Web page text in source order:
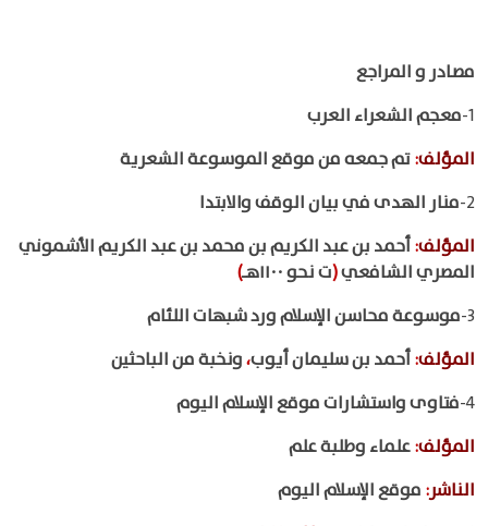
مصادر و المراجع
1- معجم الشعراء العرب
المؤلف:تم جمعه من موقع الموسوعة الشعرية
2- منار الهدى في بيان الوقف والابتدا
المؤلف:أحمد بن عبد الكريم بن محمد بن عبد الكريم الأشموني
المصري الشافعي(ت نحو ١١٠٠هـ
)
3- موسوعة محاسن الإسلام ورد شبهات اللئام
المؤلف:أحمد بن سليمان أيوب،ونخبة من الباحثين
4- فتاوى واستشارات موقع الإسلام اليوم
المؤلف:علماء وطلبة علم
الناشر: موقع الإسلام اليوم